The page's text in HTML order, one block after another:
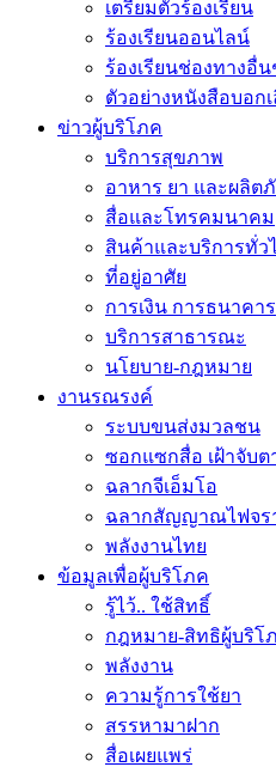
เตรียมตัวร้องเรียน
ร้องเรียนออนไลน์
ร้องเรียนช่องทางอื่น
ตัวอย่างหนังสือบอก
ข่าวผู้บริโภค
บริการสุขภาพ
อาหาร ยา และผลิ
สื่อและโทรคมนาคม
สินค้าและบริการทั่ว
ที่อยู่อาศัย
การเงิน การธนาคาร
บริการสาธารณะ
นโยบาย-กฎหมาย
งานรณรงค์
ระบบขนส่งมวลชน
ซอกแซกสื่อ เฝ้าจับ
ฉลากจีเอ็มโอ
ฉลากสัญญาณไฟจร
พลังงานไทย
ข้อมูลเพื่อผู้บริโภค
รู้ไว้.. ใช้สิทธิ์
กฎหมาย-สิทธิผู้บริโ
พลังงาน
ความรู้การใช้ยา
สรรหามาฝาก
สื่อเผยแพร่